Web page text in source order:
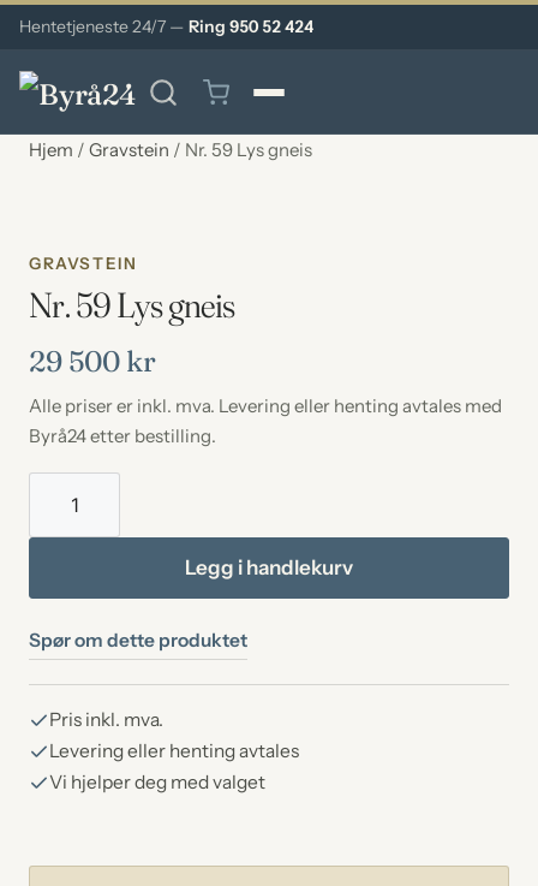
Hentetjeneste 24/7 — Ring 950 52 424
Hjem / Gravstein / Nr. 59 Lys gneis
GRAVSTEIN
Nr. 59 Lys gneis
29 500 kr
Alle priser er inkl. mva. Levering eller henting avtales med
Byrå24 etter bestilling.
gneis
antall
Legg i handlekurv
Spør om dette produktet
Pris inkl. mva.
Levering eller henting avtales
Vi hjelper deg med valget